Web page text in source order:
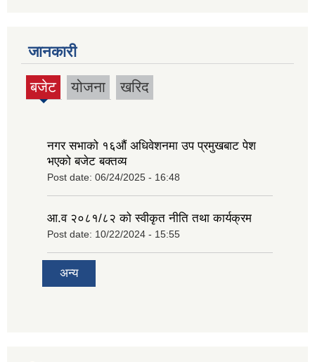
जानकारी
बजेट
(active
योजना खरिद
नगर सभाको १६‍औं अधिवेशनमा उप प्रमुखबाट पेश
भएको बजेट बक्तव्य
Post date: 06/24/2025 - 16:48
आ.व २०८१/८२ को स्वीकृत नीति तथा कार्यक्रम
Post date: 10/22/2024 - 15:55
अन्य